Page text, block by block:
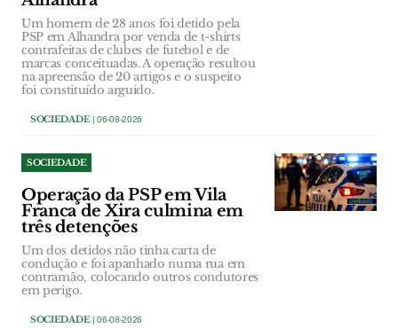
Um homem de 28 anos foi detido pela
PSP em Alhandra por venda de t-shirts
contrafeitas de clubes de futebol e de
marcas conceituadas. A operação resultou
na apreensão de 20 artigos e o suspeito
foi constituído arguido.
SOCIEDADE| 06-08-2026
SOCIEDADE
Operação da PSP em Vila
Franca de Xira culmina em
três detenções
Um dos detidos não tinha carta de
condução e foi apanhado numa rua em
contramão, colocando outros condutores
em perigo.
SOCIEDADE| 06-08-2026